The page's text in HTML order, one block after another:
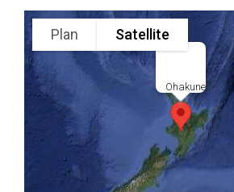
Ohakune
Plan Satellite